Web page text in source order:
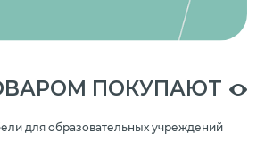
ПОКУПАЮТ
для образовательных учреждений